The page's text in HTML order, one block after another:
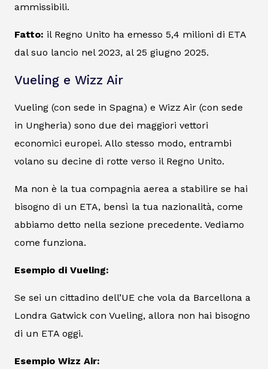
ammissibili.
Fatto: il Regno Unito ha emesso 5,4 milioni di ETA
dal suo lancio nel 2023, al 25 giugno 2025.
Vueling e Wizz Air
Vueling (con sede in Spagna) e Wizz Air (con sede
in Ungheria) sono due dei maggiori vettori
economici europei. Allo stesso modo, entrambi
volano su decine di rotte verso il Regno Unito.
Ma non è la tua compagnia aerea a stabilire se hai
bisogno di un ETA, bensì la tua nazionalità, come
abbiamo detto nella sezione precedente. Vediamo
come funziona.
Esempio di Vueling:
Se sei un cittadino dell’UE che vola da Barcellona a
Londra Gatwick con Vueling, allora non hai bisogno
di un ETA oggi.
Esempio Wizz Air: